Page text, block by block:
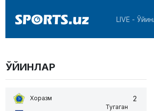
LIVE -
ЎЙИНЛАР
Хоразм
Тугаган
2